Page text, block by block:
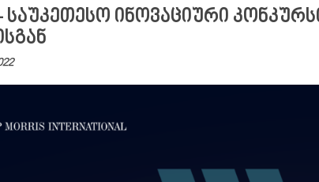
საუკეთესო ინოვაციური